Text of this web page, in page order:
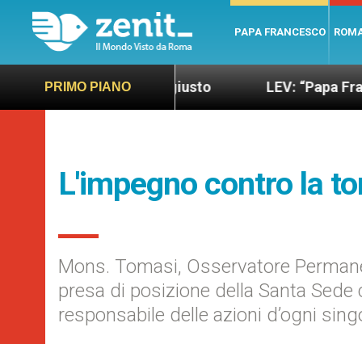
PAPA FRANCESCO
PRIMO PIANO
più sano e giusto LEV: “Papa Francesco.
L'impegno contro la
Mons. Tomasi, Osservatore
presa di posizione della Santa
responsabile delle azioni d’ogni